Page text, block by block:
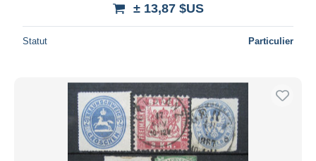
± 13,87 $US
Statut Particulier